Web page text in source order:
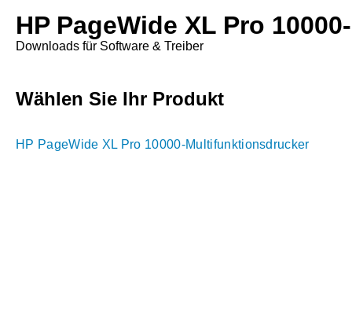
HP PageWide XL Pro
Downloads für Software & Treiber
Wählen Sie Ihr Produkt
HP PageWide XL Pro 10000-Multifunktionsdrucker